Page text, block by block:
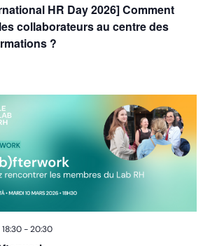
HR Day 2026] Comment
collaborateurs au centre des
?
-20:30